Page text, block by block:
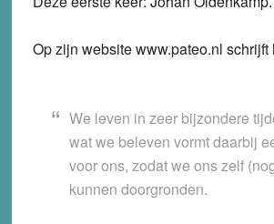
Op zijn website www.pateo.nl schrijft
We leven in zeer bijzondere
wat we beleven vormt daarbij
voor ons, zodat we ons zelf
kunnen doorgronden.